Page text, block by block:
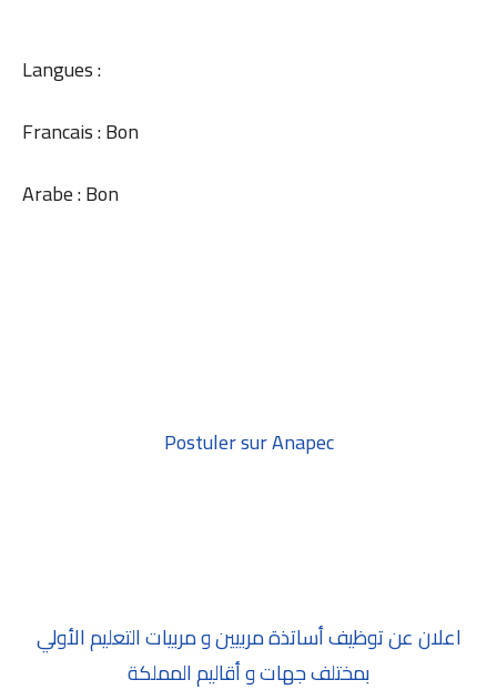
Langues :
Francais : Bon
Arabe : Bon
Postuler sur Anapec
اعلان عن توظيف أساتذة مربيين و مربيات التعليم الأولي
بمختلف جهات و أقاليم المملكة